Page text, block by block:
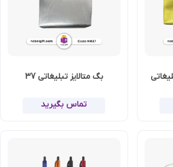
بگ متالایز تبلیغاتی 37
تماس بگیرید